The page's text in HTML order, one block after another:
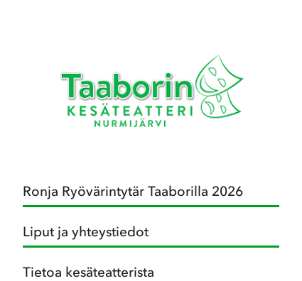
Ronja Ryövärintytär Taaborilla 2026
Liput ja yhteystiedot
Tietoa kesäteatterista